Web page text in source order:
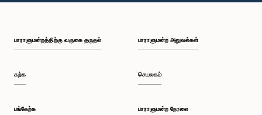
பி.ப. 1:34 - பி.ப. 1:44
பாராளுமன்றத்திற்கு வருகை தருதல்
கற்க
பங்கேற்க
பாராளுமன்ற அலுவல்கள்
செயலகம்
பாராளுமன்ற நேரலை